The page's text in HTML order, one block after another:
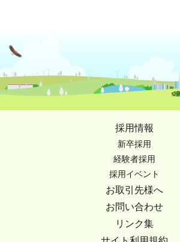
採用情報
新卒採用
経験者採用
採用イベント
お取引先様へ
お問い合わせ
リンク集